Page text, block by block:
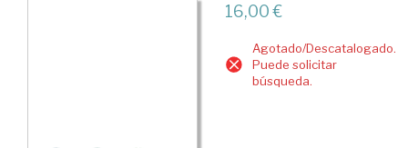
16,00 €
Agotado/Descatalogado.
Puede solicitar
búsqueda.